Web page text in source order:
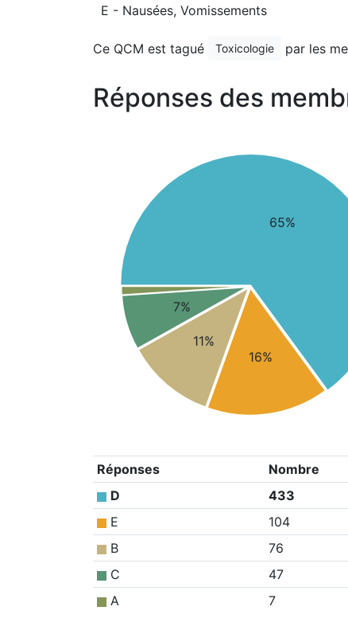
E - Nausées, Vomissements
Ce QCM est tagué Toxicologie par les
Réponses des
65%
16%
11%
7%
Réponses Nombre
D
433
E
104
B
76
C
47
A
7